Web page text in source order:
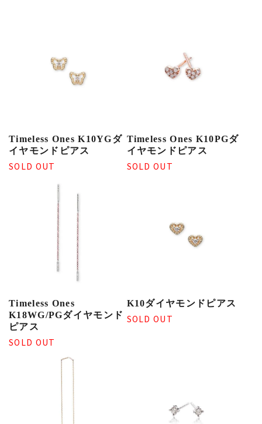
Timeless Ones K10YGダ
イヤモンドピアス
SOLD OUT
Timeless Ones K10PGダ
イヤモンドピアス
SOLD OUT
Timeless Ones
K18WG/PGダイヤモンド
ピアス
SOLD OUT
K10ダイヤモンドピアス
SOLD OUT